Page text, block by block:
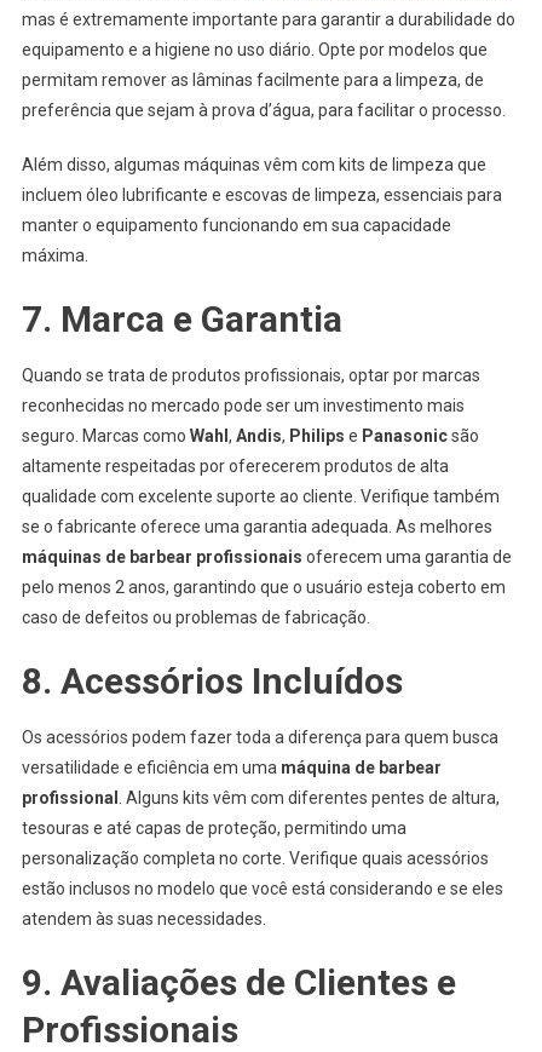
mas é extremamente importante para garantir a durabilidade do
equipamento e a higiene no uso diário. Opte por modelos que
permitam remover as lâminas facilmente para a limpeza, de
preferência que sejam à prova d’água, para facilitar o processo.
Além disso, algumas máquinas vêm com kits de limpeza que
incluem óleo lubrificante e escovas de limpeza, essenciais para
manter o equipamento funcionando em sua capacidade
máxima.
7. Marca e Garantia
Quando se trata de produtos profissionais, optar por marcas
reconhecidas no mercado pode ser um investimento mais
seguro. Marcas como Wahl , Andis, Philips e Panasonicsão
altamente respeitadas por oferecerem produtos de alta
qualidade com excelente suporte ao cliente. Verifique também
se o fabricante oferece uma garantia adequada. As melhores
máquinas de barbear profissionais oferecem uma garantia de
pelo menos 2 anos, garantindo que o usuário esteja coberto em
caso de defeitos ou problemas de fabricação.
8. Acessórios Incluídos
Os acessórios podem fazer toda a diferença para quem busca
versatilidade e eficiência em uma máquina de barbear
profissional
. Alguns kits vêm com diferentes pentes de altura,
tesouras e até capas de proteção, permitindo uma
personalização completa no corte. Verifique quais acessórios
estão inclusos no modelo que você está considerando e se eles
atendem às suas necessidades.
9. Avaliações de Clientes e
Profissionais